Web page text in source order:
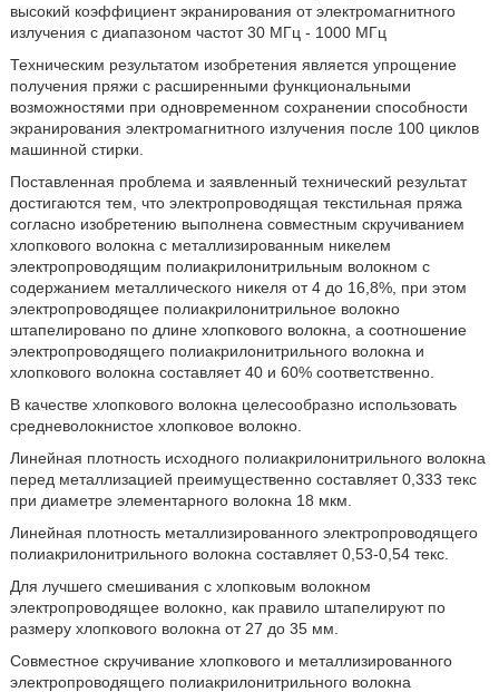
высокий коэффициент экранирования от электромагнитного
излучения с диапазоном частот 30 МГц - 1000 МГц
Техническим результатом изобретения является упрощение
получения пряжи с расширенными функциональными
возможностями при одновременном сохранении способности
экранирования электромагнитного излучения после 100 циклов
машинной стирки.
Поставленная проблема и заявленный технический результат
достигаются тем, что электропроводящая текстильная пряжа
согласно изобретению выполнена совместным скручиванием
хлопкового волокна с металлизированным никелем
электропроводящим полиакрилонитрильным волокном с
содержанием металлического никеля от 4 до 16,8%, при этом
электропроводящее полиакрилонитрильное волокно
штапелировано по длине хлопкового волокна, а соотношение
электропроводящего полиакрилонитрильного волокна и
хлопкового волокна составляет 40 и 60% соответственно.
В качестве хлопкового волокна целесообразно использовать
средневолокнистое хлопковое волокно.
Линейная плотность исходного полиакрилонитрильного волокна
перед металлизацией преимущественно составляет 0,333 текс
при диаметре элементарного волокна 18 мкм.
Линейная плотность металлизированного электропроводящего
полиакрилонитрильного волокна составляет 0,53-0,54 текс.
Для лучшего смешивания с хлопковым волокном
электропроводящее волокно, как правило штапелируют по
размеру хлопкового волокна от 27 до 35 мм.
Совместное скручивание хлопкового и металлизированного
электропроводящего полиакрилонитрильного волокна